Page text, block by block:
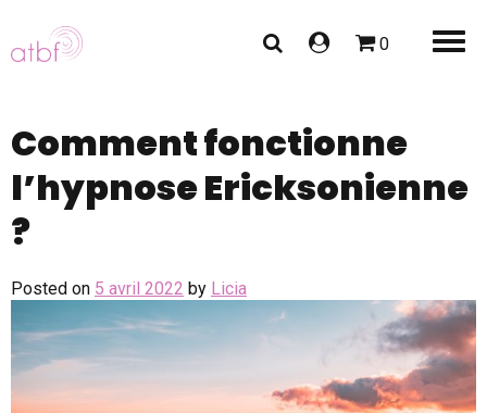
0
Comment fonctionne
l’hypnose Ericksonienne
?
Posted on 5 avril 2022 by Licia